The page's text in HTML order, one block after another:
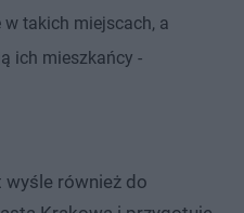
takich miejscach, a
ich mieszkańcy -
wyśle również do